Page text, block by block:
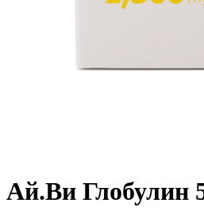
Ай.Ви Глобулин